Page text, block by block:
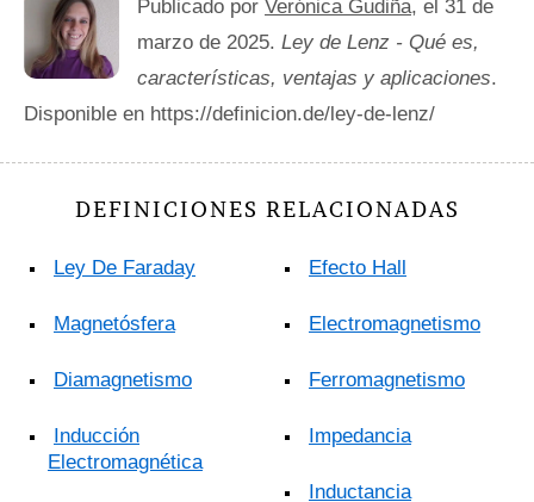
Publicado por Verónica Gudiña, el 31 de
marzo de 2025. Ley de Lenz - Qué es,
características, ventajas y aplicaciones.
Disponible en https://definicion.de/ley-de-lenz/
DEFINICIONES RELACIONADAS
Ley De Faraday
Magnetósfera
Diamagnetismo
Inducción
Electromagnética
Efecto Hall
Electromagnetismo
Ferromagnetismo
Impedancia
Inductancia